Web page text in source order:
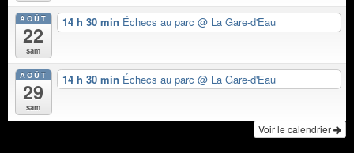
AOÛT
22
sam
14 h 30 min Échecs au parc @ La Gare-d'Eau
AOÛT
29
sam
14 h 30 min Échecs au parc @ La Gare-d'Eau
Voir le calendrier